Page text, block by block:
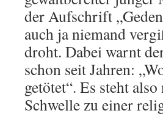
der Aufschrift
auch ja niemand
droht. Dabei warnt
schon seit Jahren:
getötet“. Es steht
Schwelle zu einer